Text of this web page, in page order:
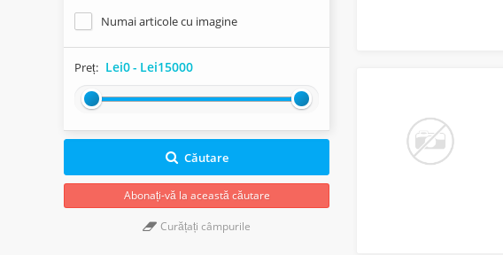
Numai articole cu imagine
Preț: Lei0- Lei15000
Căutare
Abonați-vă la această căutare
Curățați câmpurile